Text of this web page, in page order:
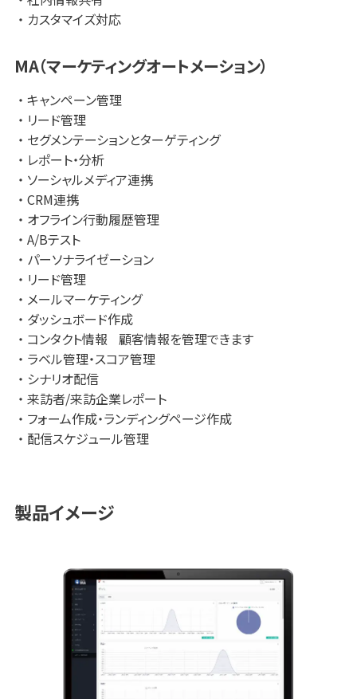
カスタマイズ対応
MA（マーケティングオートメーション）
キャンペーン管理
リード管理
セグメンテーションとターゲティング
レポート・分析
ソーシャルメディア連携
CRM連携
オフライン行動履歴管理
A/Bテスト
パーソナライゼーション
リード管理
メールマーケティング
ダッシュボード作成
コンタクト情報 顧客情報を管理できます
ラベル管理・スコア管理
シナリオ配信
来訪者/来訪企業レポート
フォーム作成・ランディングページ作成
配信スケジュール管理
製品イメージ